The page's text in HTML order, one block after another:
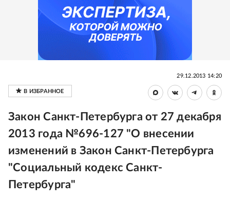
29.12.2013 14:20
Закон Санкт-Петербурга от 27 декабря
2013 года №696-127 "О внесении
изменений в Закон Санкт-Петербурга
"Социальный кодекс Санкт-
Петербурга"